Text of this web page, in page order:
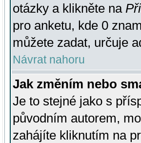
otázky a klikněte na
pro anketu, kde 0
můžete zadat, určuje
Návrat nahoru
Jak změním nebo
Je to stejné jako s
původním autorem,
zahájíte kliknutím na